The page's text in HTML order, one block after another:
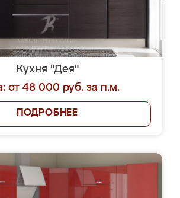
Кухня "Дея"
от 48 000 руб. за п.м.
ПОДРОБНЕЕ